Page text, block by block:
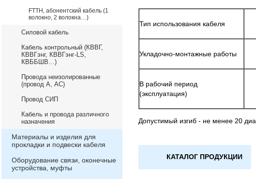
FTTH, абонентский кабель (1
волокно, 2 волокна…)
Силовой кабель
Кабель контрольный (КВВГ,
КВВГэнг, КВВГэнг-LS,
КВББШВ…)
Провода неизолированные
(провод А, АС)
Провод СИП
Кабель и провода различного
назначения
Материалы и изделия для
прокладки и подвески кабеля
Оборудование связи, оконечные
устройства, муфты
Тип использования кабеля
Укладочно-монтажные работы
В рабочий период
(эксплуатация)
Допустимый изгиб - не менее 20
КАТАЛОГ ПРОДУКЦИИ